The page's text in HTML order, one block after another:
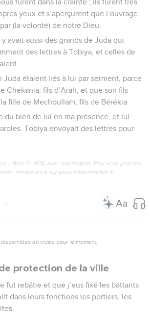
furent dans la crainte ; ils furent très
yeux et s’aperçurent que l’ouvrage
(la volonté) de notre Dieu.
avait aussi des grands de Juda qui
des lettres à Tobiya, et celles de
Juda étaient liés à lui par serment, parce
Chekania, fils d’Arah, et que son fils
fille de Mechoullam, fils de Bérékia.
du bien de lui en ma présence, et lui
Tobiya envoyait des lettres pour
– Bibli’O, 1978, avec autorisation. Pour vous procurer
rendez-vous sur www.editionsbiblio.fr
en vidéo pour le moment.
protection de la ville
fut rebâtie et que j’eus fixé les battants
dans leurs fonctions les portiers, les